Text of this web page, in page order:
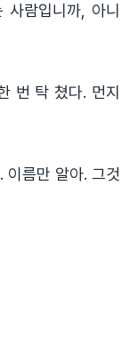
람입니까, 아니
번 탁 쳤다. 먼지
이름만 알아. 그것